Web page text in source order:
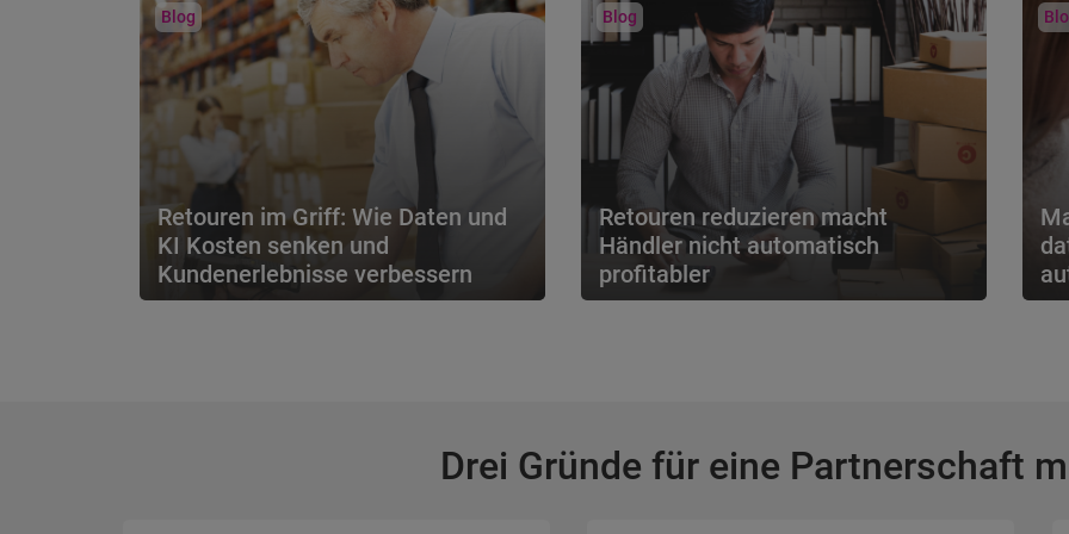
Blog
Retouren im Griff: Wie Daten und
KI Kosten senken und
Kundenerlebnisse verbessern
Blog
Retouren reduzieren macht
Händler nicht automatisch
profitabler
Drei Gründe für eine Partnerschaft